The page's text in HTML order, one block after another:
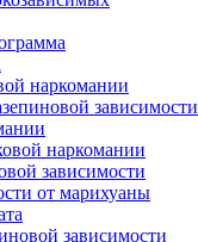
наркомании
зависимости
наркомании
зависимости
от марихуаны
зависимости